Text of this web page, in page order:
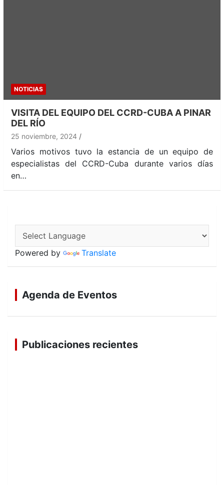
NOTICIAS
VISITA DEL EQUIPO DEL CCRD-CUBA A PINAR
DEL RÍO
25 noviembre, 2024
Varios motivos tuvo la estancia de un equipo de
especialistas del CCRD-Cuba durante varios días
en…
Powered by Translate
Agenda de Eventos
Publicaciones recientes